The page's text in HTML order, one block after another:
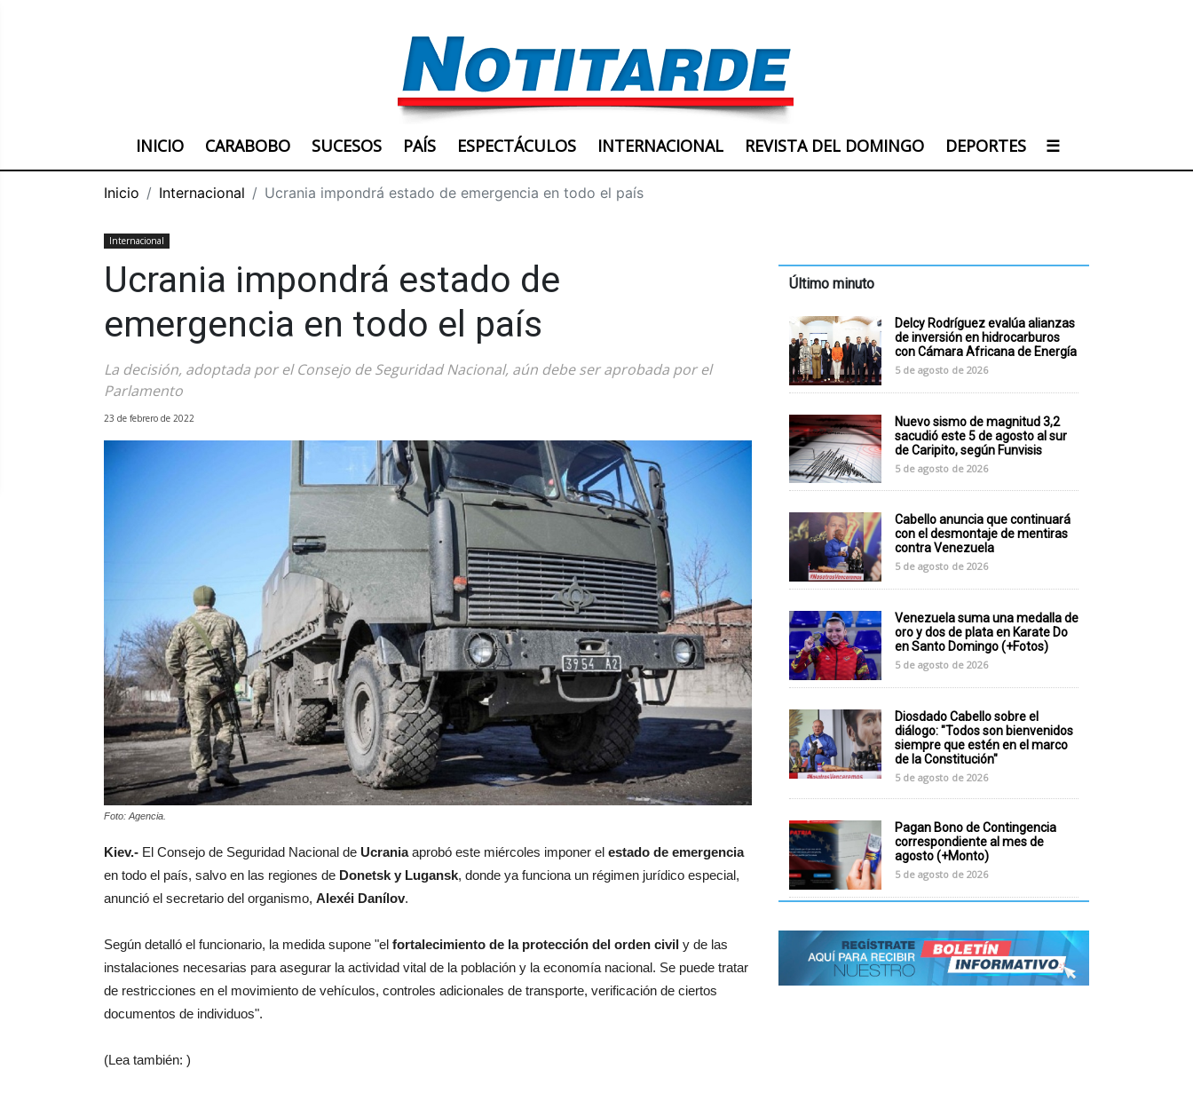
INICIO CARABOBO SUCESOS PAÍS ESPECTÁCULOS INTERNACIONAL REVISTA DEL DOMINGO DEPORTES ☰
Inicio Internacional Ucrania impondrá estado de emergencia en todo el país
Internacional
Ucrania impondrá estado de
emergencia en todo el país
La decisión, adoptada por el Consejo de Seguridad Nacional, aún debe ser aprobada por el
Parlamento
23 de febrero de 2022
Foto: Agencia.
Kiev.- El Consejo de Seguridad Nacional de Ucraniaaprobó este miércoles imponer el estado de emergencia
en todo el país, salvo en las regiones de Donetsk y Lugansk, donde ya funciona un régimen jurídico especial,
anunció el secretario del organismo, Alexéi Danílov.
Según detalló el funcionario, la medida supone "el fortalecimiento de la protección del orden civil y de las
instalaciones necesarias para asegurar la actividad vital de la población y la economía nacional. Se puede tratar
de restricciones en el movimiento de vehículos, controles adicionales de transporte, verificación de ciertos
documentos de individuos".
(Lea también: )
Último minuto
Delcy Rodríguez evalúa alianzas
de inversión en hidrocarburos
con Cámara Africana de Energía
5 de agosto de 2026
Nuevo sismo de magnitud 3,2
sacudió este 5 de agosto al sur
de Caripito, según Funvisis
5 de agosto de 2026
Cabello anuncia que continuará
con el desmontaje de mentiras
contra Venezuela
5 de agosto de 2026
Venezuela suma una medalla de
oro y dos de plata en Karate Do
en Santo Domingo (+Fotos)
5 de agosto de 2026
Diosdado Cabello sobre el
diálogo: "Todos son bienvenidos
siempre que estén en el marco
de la Constitución"
5 de agosto de 2026
Pagan Bono de Contingencia
correspondiente al mes de
agosto (+Monto)
5 de agosto de 2026